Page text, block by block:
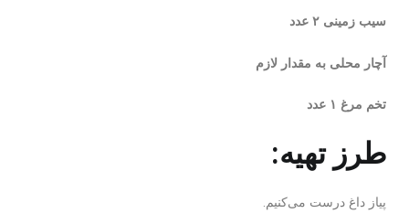
سیب زمینی ۲ عدد
آچار محلی به مقدار لازم
تخم مرغ ۱ عدد
طرز تهیه:
پیاز داغ درست می‌کنیم.